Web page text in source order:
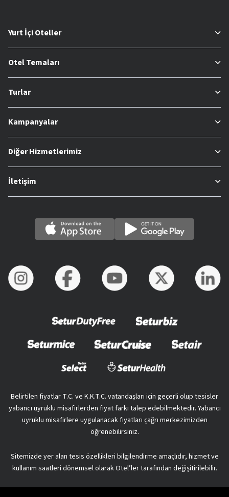
Yurt İçi Oteller
Otel Temaları
Turlar
Kampanyalar
Diğer Hizmetlerimiz
İletişim
Belirtilen fiyatlar T.C. ve K.K.T.C. vatandaşları için geçerli olup tesisler
yabancı uyruklu misafirlerden fiyat farkı talep edebilmektedir. Yabancı
uyruklu misafirlere uygulanacak fiyatları çağrı merkezimizden
öğrenebilirsiniz.
Sitemizde yer alan tesis özellikleri bilgilendirme amaçlıdır, hizmet ve
kullanım saatleri dönemsel olarak Otel’ler tarafından değişitirilebilir.